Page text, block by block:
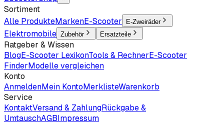
Sortiment
Alle ProdukteMarkenE-Scooter E-Zweiräder
Elektromobile Zubehör Ersatzteile
Ratgeber & Wissen
BlogE-Scooter LexikonTools & RechnerE-Scooter
FinderModelle vergleichen
Konto
AnmeldenMein KontoMerklisteWarenkorb
Service
KontaktVersand & ZahlungRückgabe &
UmtauschAGBImpressum